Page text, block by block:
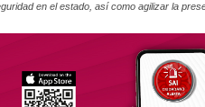
en el estado, así como agilizar la